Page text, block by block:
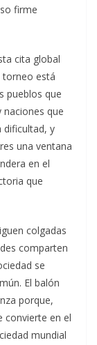
firme
cita global
torneo está
pueblos que
que
dificultad, y
una ventana
en el
que
colgadas
comparten
se
El balón
porque,
convierte en el
mundial